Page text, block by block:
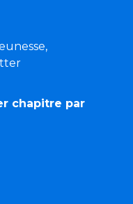
chapitre par